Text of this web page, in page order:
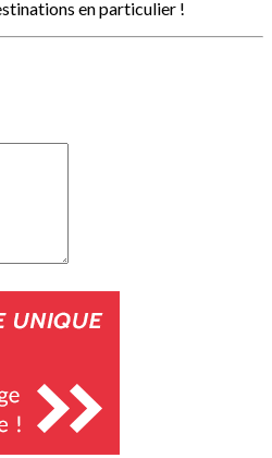
en particulier !